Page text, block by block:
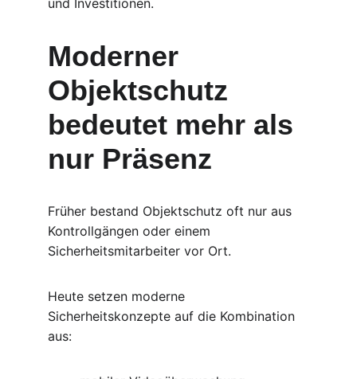
und Investitionen.
Moderner
Objektschutz
bedeutet mehr als
nur Präsenz
Früher bestand Objektschutz oft nur aus
Kontrollgängen oder einem
Sicherheitsmitarbeiter vor Ort.
Heute setzen moderne
Sicherheitskonzepte auf die Kombination
aus: